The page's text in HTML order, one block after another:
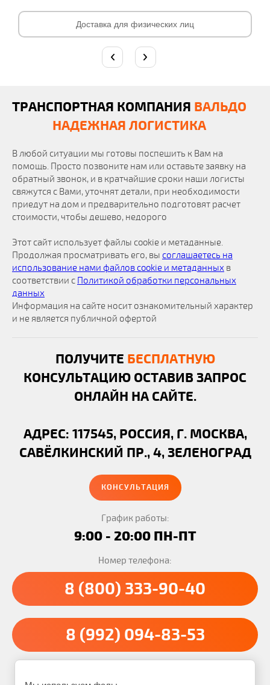
Доставка для физических лиц
ТРАНСПОРТНАЯ КОМПАНИЯ ВАЛЬДО
НАДЕЖНАЯ ЛОГИСТИКА
В любой ситуации мы готовы поспешить к Вам на
помощь. Просто позвоните нам или оставьте заявку на
обратный звонок, и в кратчайшие сроки наши логисты
свяжутся с Вами, уточнят детали, при необходимости
приедут на дом и предварительно подготовят расчет
стоимости, чтобы дешево, недорого
Этот сайт использует файлы cookie и метаданные.
Продолжая просматривать его, вы соглашаетесь на
использование нами файлов cookie и метаданных в
соответствии с Политикой обработки персональных
данных
Информация на сайте носит ознакомительный характер
и не является публичной офертой
ПОЛУЧИТЕ БЕСПЛАТНУЮ
КОНСУЛЬТАЦИЮ ОСТАВИВ ЗАПРОС
ОНЛАЙН НА САЙТЕ.
АДРЕС: 117545, РОССИЯ, Г. МОСКВА,
САВЁЛКИНСКИЙ ПР., 4, ЗЕЛЕНОГРАД
КОНСУЛЬТАЦИЯ
График работы:
9:00 - 20:00 ПН-ПТ
Номер телефона:
8 (800) 333-90-40
8 (992) 094-83-53
Транспортная компания Вальдо © 2012 - 2026